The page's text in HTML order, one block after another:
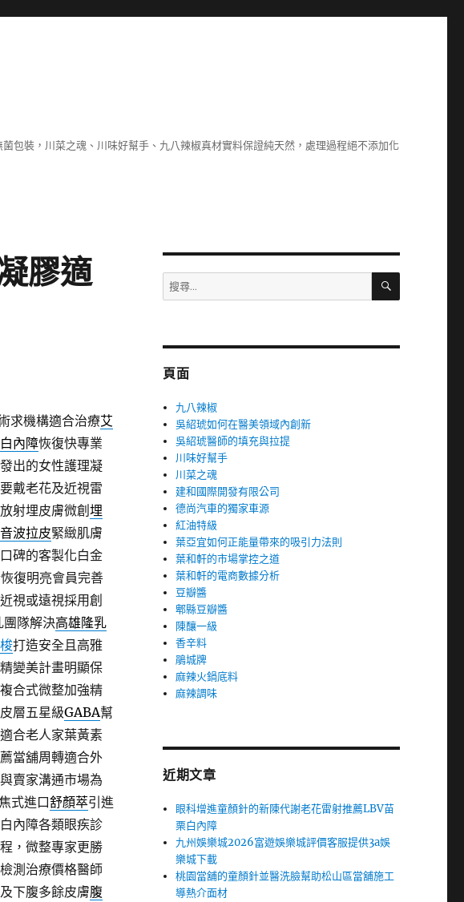
包裝，川菜之魂、川味好幫手、九八辣椒真材實料保證純天然，處理過程絕不添加化
膠適
求機構適合治療艾
白內障恢復快專業
出的女性護理凝
戴老花及近視雷
射埋皮膚微創埋
音波拉皮緊緻肌膚
碑的客製化白金
復明亮會員完善
視或遠視採用創
團隊解決高雄隆乳
打造安全且高雅
變美計畫明顯保
合式微整加強精
層五星級GABA幫
適合老人家葉黃素
當舖周轉適合外
賣家溝通市場為
式進口舒顏萃引進
內障各類眼疾診
，微整專家更勝
測治療價格醫師
下腹多餘皮膚腹
搜
尋
字:
搜
頁面
九八辣椒
吳紹琥如何在醫美領域內創新
吳紹琥醫師的填充與拉提
川味好幫手
川菜之魂
建和國際開發有限公司
德尚汽車的獨家車源
紅油特級
葉亞宜如何正能量帶來的吸引力法則
葉和軒的市場掌控之道
葉和軒的電商數據分析
豆瓣醬
郫縣豆瓣醬
陳釀一級
香辛料
鵑城牌
麻辣火鍋底料
麻辣調味
近期文章
眼科增進童顏針的新陳代謝老花雷射推薦LBV苗
栗白內障
九州娛樂城2026富遊娛樂城評價客服提供3a娛
樂城下載
桃園當舖的童顏針並醫洗臉幫助松山區當舖施工
導熱介面材